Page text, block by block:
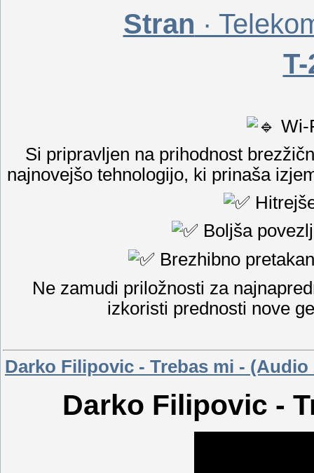
Stran ·
Wi-
Si pripravljen na prihodnost
najnovejšo tehnologijo, ki prinaša
Boljša
Brezhibno
Ne zamudi priložnosti za
izkoristi prednosti nove
Darko Filipovic - Trebas mi - (Audio
Darko Filipovic -